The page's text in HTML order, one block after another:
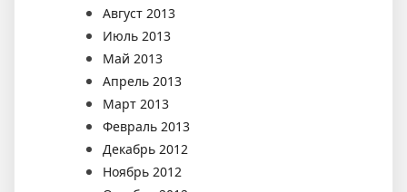
Август 2013
Июль 2013
Май 2013
Апрель 2013
Март 2013
Февраль 2013
Декабрь 2012
Ноябрь 2012